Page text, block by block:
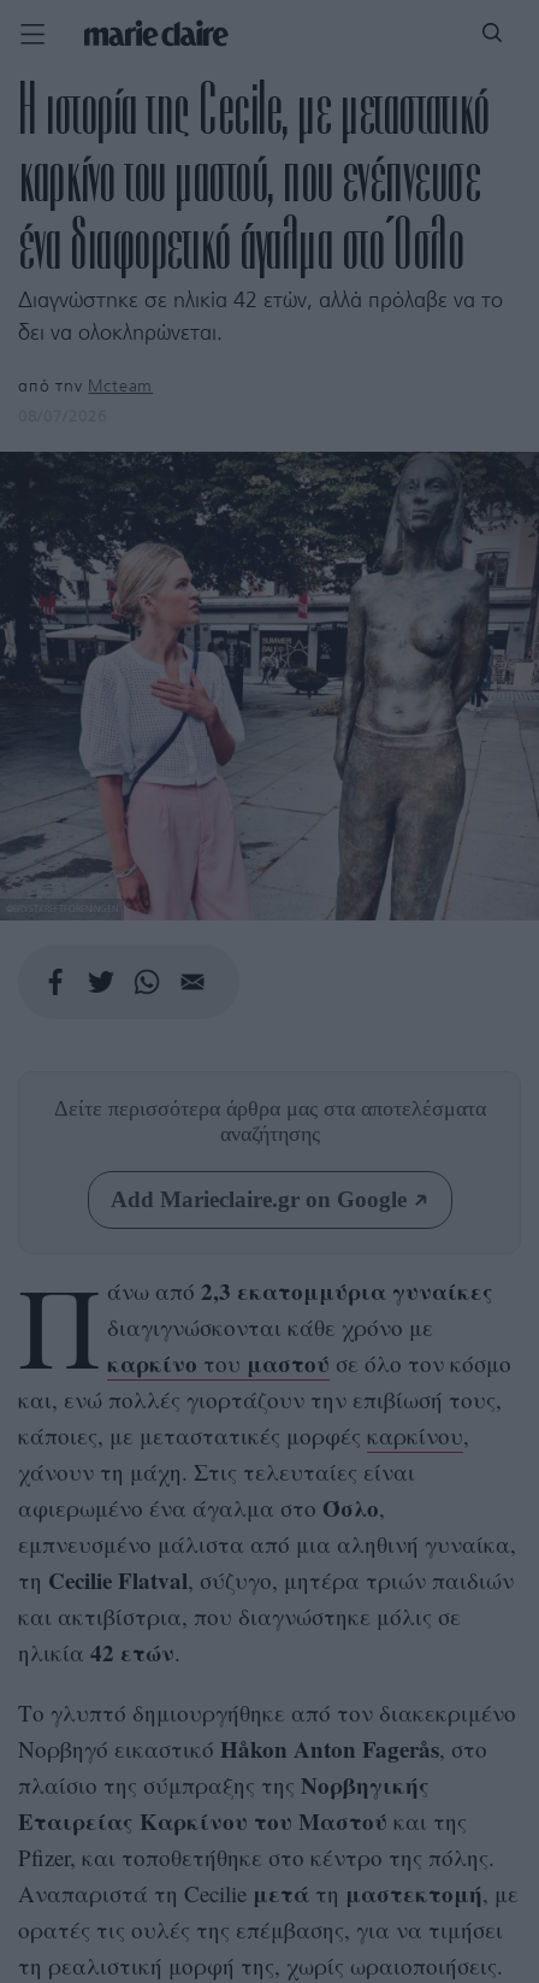
Η ιστορία της Cecile, με μεταστατικό
καρκίνο του μαστού, που ενέπνευσε
ένα διαφορετικό άγαλμα στο Όσλο
Διαγνώστηκε σε ηλικία 42 ετών, αλλά πρόλαβε να το
δει να ολοκληρώνεται.
από την Mcteam
Δείτε περισσότερα άρθρα μας στα αποτελέσματα
αναζήτησης
Add Marieclaire.gr on Google
Π άνω από 2,3 εκατομμύρια γυναίκες
διαγιγνώσκονται κάθε χρόνο με
καρκίνο του μαστού σε όλο τον κόσμο
και, ενώ πολλές γιορτάζουν την επιβίωσή τους,
κάποιες, με μεταστατικές μορφές καρκίνου,
χάνουν τη μάχη. Στις τελευταίες είναι
αφιερωμένο ένα άγαλμα στο Όσλο,
εμπνευσμένο μάλιστα από μια αληθινή γυναίκα,
τη Cecilie Flatval, σύζυγο, μητέρα τριών παιδιών
και ακτιβίστρια, που διαγνώστηκε μόλις σε
ηλικία 42 ετών.
Το γλυπτό δημιουργήθηκε από τον διακεκριμένο
Νορβηγό εικαστικό Håkon Anton Fagerås, στο
πλαίσιο της σύμπραξης της Νορβηγικής
Εταιρείας Καρκίνου του Μαστού και της
Pfizer, και τοποθετήθηκε στο κέντρο της πόλης.
Αναπαριστά τη Cecilie μετά τη μαστεκτομή, με
ορατές τις ουλές της επέμβασης, για να τιμήσει
τη ρεαλιστική μορφή της, χωρίς ωραιοποιήσεις.